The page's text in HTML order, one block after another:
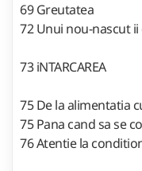
69 Greutatea
72 Unui nou-nascut ii
73 iNTARCAREA
75 De la alimentatia
75 Pana cand sa se
76 Atentie la